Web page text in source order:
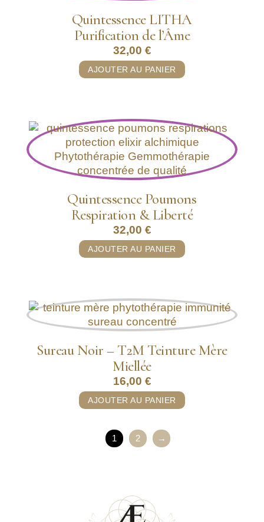
Quintessence LITHA
Purification de l’Âme
32,00 €
AJOUTER AU PANIER
Quintessence Poumons
Respiration & Liberté
32,00 €
AJOUTER AU PANIER
Sureau Noir – T2M Teinture Mère
Miellée
16,00 €
AJOUTER AU PANIER
1 2 →